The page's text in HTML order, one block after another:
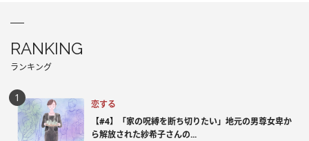
RANKING
ランキング
恋する
【#4】「家の呪縛を断ち切りたい」地元の男尊女卑か
ら解放された紗希子さんの...